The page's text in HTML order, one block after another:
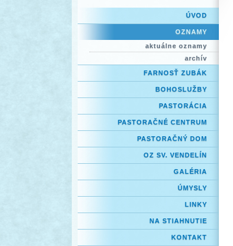
ÚVOD
OZNAMY
aktuálne oznamy
archív
FARNOSŤ ZUBÁK
BOHOSLUŽBY
PASTORÁCIA
PASTORAČNÉ CENTRUM
PASTORAČNÝ DOM
OZ SV. VENDELÍN
GALÉRIA
ÚMYSLY
LINKY
NA STIAHNUTIE
KONTAKT